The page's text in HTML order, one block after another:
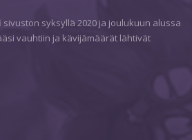
syksyllä 2020 ja joulukuun alussa
vauhtiin ja kävijämäärät lähtivät